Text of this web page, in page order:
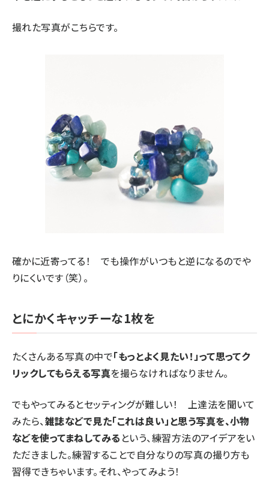
撮れた写真がこちらです。
確かに近寄ってる！ でも操作がいつもと逆になるのでや
りにくいです（笑）。
とにかくキャッチーな1枚を
たくさんある写真の中で「もっとよく見たい！」って思ってク
リックしてもらえる写真を撮らなければなりません。
でもやってみるとセッティングが難しい！ 上達法を聞いて
みたら、雑誌などで見た「これは良い」と思う写真を、小物
などを使ってまねしてみる という、練習方法のアイデアをい
ただきました。練習することで自分なりの写真の撮り方も
習得できちゃいます。それ、やってみよう！